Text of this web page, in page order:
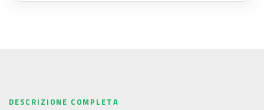
DESCRIZIONE COMPLETA